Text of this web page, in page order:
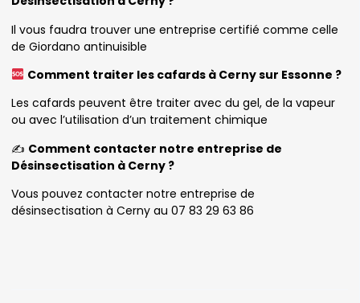
Il vous faudra trouver une entreprise certifié comme celle
de Giordano antinuisible
Comment traiter les cafards à Cerny sur Essonne ?
Les cafards peuvent être traiter avec du gel, de la vapeur
ou avec l’utilisation d’un traitement chimique
✍️ Comment contacter notre entreprise de
Désinsectisation à Cerny ?
Vous pouvez contacter notre entreprise de
désinsectisation à Cerny au 07 83 29 63 86